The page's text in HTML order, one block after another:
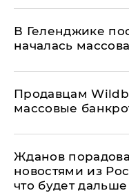
В Геленджике
началась
Продавцам
массовые
Жданов
новостями из
что будет дальше